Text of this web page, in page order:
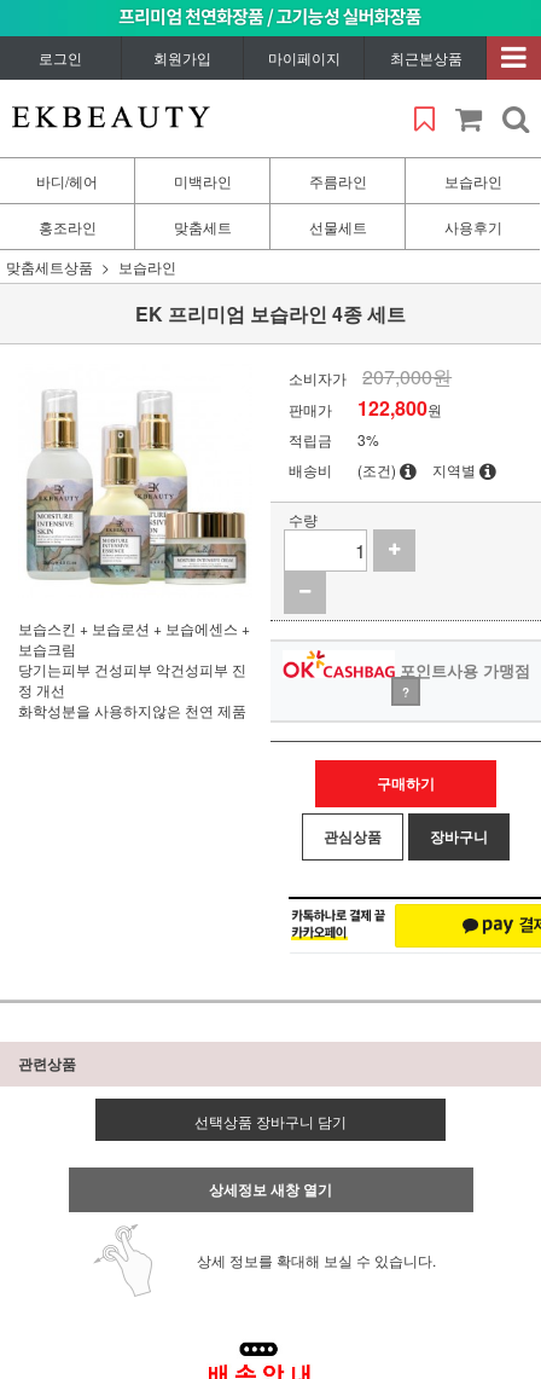
로그인 회원가입 마이페이지 최근본상품
바디/헤어 미백라인 주름라인 보습라인
홍조라인 맞춤세트 선물세트
사용후기
맞춤세트상품
보습라인
EK 프리미엄 보습라인 4종 세트
보습스킨 + 보습로션 + 보습에센스 +
보습크림
당기는피부 건성피부 악건성피부 진
정 개선
화학성분을 사용하지않은 천연 제품
소비자가 207,000원
판매가 122,800원
적립금
3%
배송비
(조건) 지역별
수량
포인트사용 가맹점
?
구매하기
관심상품 장바구니
관련상품
선택상품 장바구니 담기
상세정보 새창 열기
상세 정보를 확대해 보실 수 있습니다.